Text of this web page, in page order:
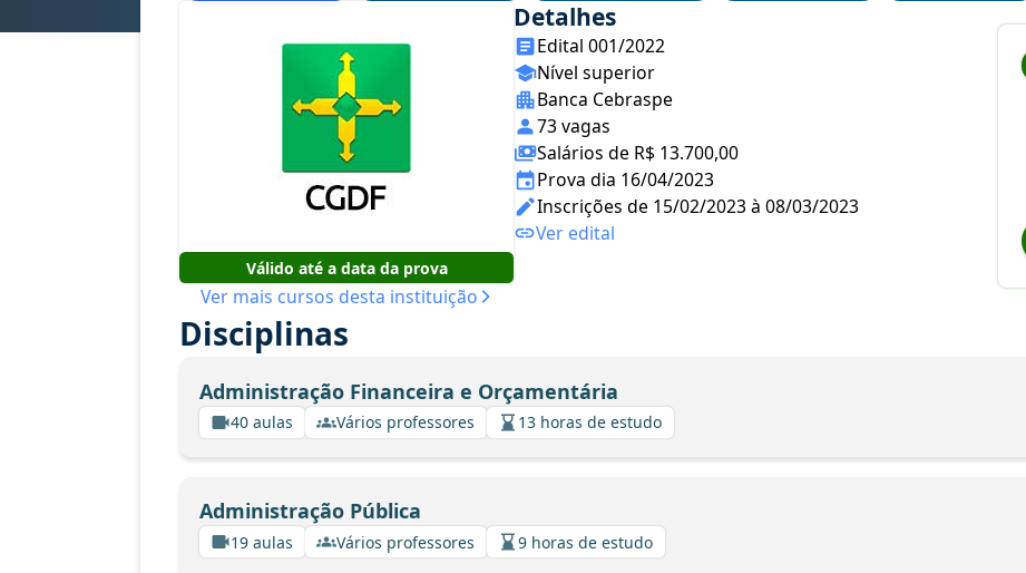
Válido até a data da prova
Ver mais cursos desta instituição
Detalhes
Edital 001/2022
Nível superior
Banca Cebraspe
73 vagas
Salários de R$ 13.700,00
Prova dia 16/04/2023
Inscrições de 15/02/2023 à 08/03/2023
Ver edital
Disciplinas
Administração Financeira e Orçamentária
40 aulas Vários professores 13 horas de estudo
Administração Pública
19 aulas Vários professores 9 horas de estudo